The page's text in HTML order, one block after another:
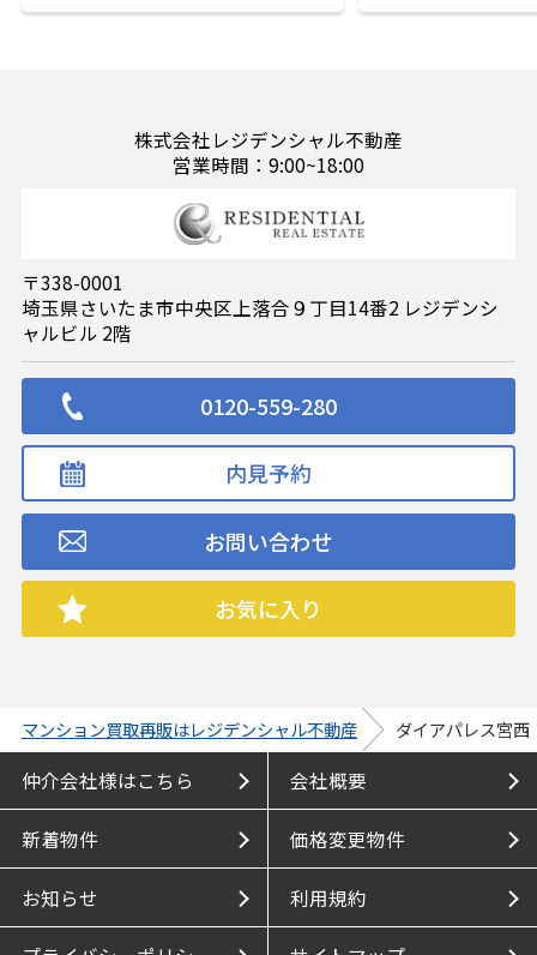
株式会社レジデンシャル不動産
営業時間：9:00~18:00
〒338-0001
埼玉県さいたま市中央区上落合９丁目14番2 レジデンシ
ャルビル 2階
0120-559-280
内見予約
お問い合わせ
お気に入り
マンション買取再販はレジデンシャル不動産 ダイアパレス宮西
仲介会社様はこちら 会社概要
新着物件 価格変更物件
お知らせ 利用規約